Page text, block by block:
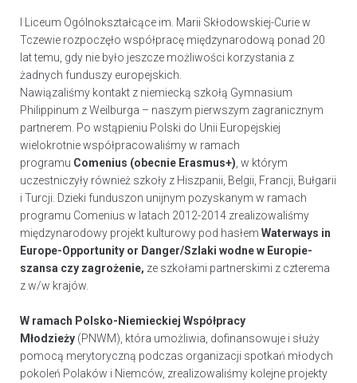
I Liceum Ogólnokształcące im. Marii Skłodowskiej-Curie w
Tczewie rozpoczęło współpracę międzynarodową ponad 20
lat temu, gdy nie było jeszcze możliwości korzystania z
żadnych funduszy europejskich.
Nawiązaliśmy kontakt z niemiecką szkołą Gymnasium
Philippinum z Weilburga – naszym pierwszym zagranicznym
partnerem. Po wstąpieniu Polski do Unii Europejskiej
wielokrotnie współpracowaliśmy w ramach
programu Comenius (obecnie Erasmus+) , w którym
uczestniczyły również szkoły z Hiszpanii, Belgii, Francji, Bułgarii
i Turcji. Dzieki funduszon unijnym pozyskanym w ramach
programu Comenius w latach 2012-2014 zrealizowaliśmy
międzynarodowy projekt kulturowy pod hasłem Waterways in
Europe-Opportunity or Danger/Szlaki wodne w Europie-
szansa czy zagrożenie, ze szkołami partnerskimi z czterema
z w/w krajów.
W ramach Polsko-Niemieckiej Współpracy
Młodzieży (PNWM), która umożliwia, dofinansowuje i służy
pomocą merytoryczną podczas organizacji spotkań młodych
pokoleń Polaków i Niemców, zrealizowaliśmy kolejne projekty